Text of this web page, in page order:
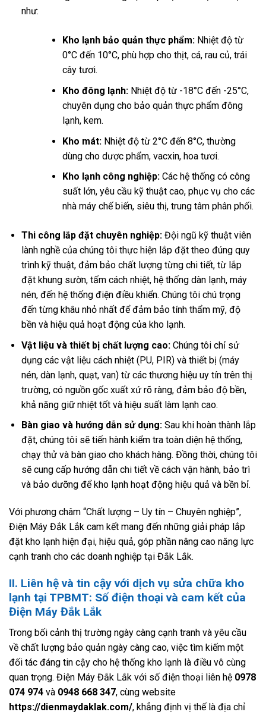
như:
Kho lạnh bảo quản thực phẩm:Nhiệt độ từ
0°C đến 10°C, phù hợp cho thịt, cá, rau củ, trái
cây tươi.
Kho đông lạnh:Nhiệt độ từ -18°C đến -25°C,
chuyên dụng cho bảo quản thực phẩm đông
lạnh, kem.
Kho mát:Nhiệt độ từ 2°C đến 8°C, thường
dùng cho dược phẩm, vacxin, hoa tươi.
Kho lạnh công nghiệp:Các hệ thống có công
suất lớn, yêu cầu kỹ thuật cao, phục vụ cho các
nhà máy chế biến, siêu thị, trung tâm phân phối.
Thi công lắp đặt chuyên nghiệp:Đội ngũ kỹ thuật viên
lành nghề của chúng tôi thực hiện lắp đặt theo đúng quy
trình kỹ thuật, đảm bảo chất lượng từng chi tiết, từ lắp
đặt khung sườn, tấm cách nhiệt, hệ thống dàn lạnh, máy
nén, đến hệ thống điện điều khiển. Chúng tôi chú trọng
đến từng khâu nhỏ nhất để đảm bảo tính thẩm mỹ, độ
bền và hiệu quả hoạt động của kho lạnh.
Vật liệu và thiết bị chất lượng cao:Chúng tôi chỉ sử
dụng các vật liệu cách nhiệt (PU, PIR) và thiết bị (máy
nén, dàn lạnh, quạt, van) từ các thương hiệu uy tín trên thị
trường, có nguồn gốc xuất xứ rõ ràng, đảm bảo độ bền,
khả năng giữ nhiệt tốt và hiệu suất làm lạnh cao.
Bàn giao và hướng dẫn sử dụng:Sau khi hoàn thành lắp
đặt, chúng tôi sẽ tiến hành kiểm tra toàn diện hệ thống,
chạy thử và bàn giao cho khách hàng. Đồng thời, chúng tôi
sẽ cung cấp hướng dẫn chi tiết về cách vận hành, bảo trì
và bảo dưỡng để kho lạnh hoạt động hiệu quả và bền bỉ.
Với phương châm “Chất lượng – Uy tín – Chuyên nghiệp”,
Điện Máy Đắk Lắk cam kết mang đến những giải pháp lắp
đặt kho lạnh hiện đại, hiệu quả, góp phần nâng cao năng lực
cạnh tranh cho các doanh nghiệp tại Đắk Lắk.
II. Liên hệ và tin cậy với dịch vụ sửa chữa kho
lạnh tại TPBMT: Số điện thoại và cam kết của
Điện Máy Đắk Lắk
Trong bối cảnh thị trường ngày càng cạnh tranh và yêu cầu
về chất lượng bảo quản ngày càng cao, việc tìm kiếm một
đối tác đáng tin cậy cho hệ thống kho lạnh là điều vô cùng
quan trọng. Điện Máy Đắk Lắk với số điện thoại liên hệ 0978
074 974 và 0948 668 347, cùng website
https://dienmaydaklak.com/, khẳng định vị thế là địa chỉ